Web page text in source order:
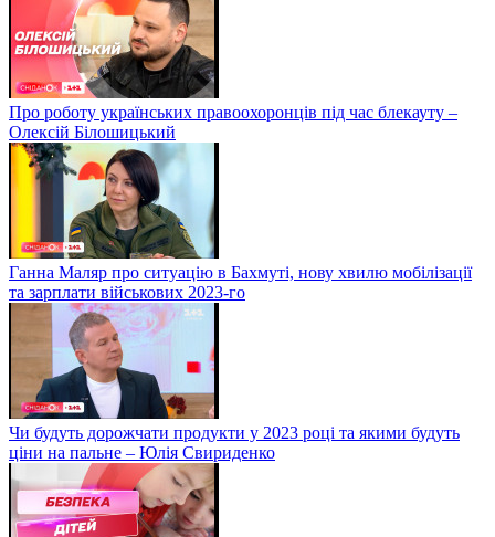
Про роботу українських правоохоронців під час блекауту –
Олексій Білошицький
Ганна Маляр про ситуацію в Бахмуті, нову хвилю мобілізації
та зарплати військових 2023-го
Чи будуть дорожчати продукти у 2023 році та якими будуть
ціни на пальне – Юлія Свириденко